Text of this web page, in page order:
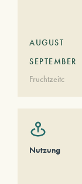
AUGUST
SEPTEMBER
Fruchtzeitc
Nutzung